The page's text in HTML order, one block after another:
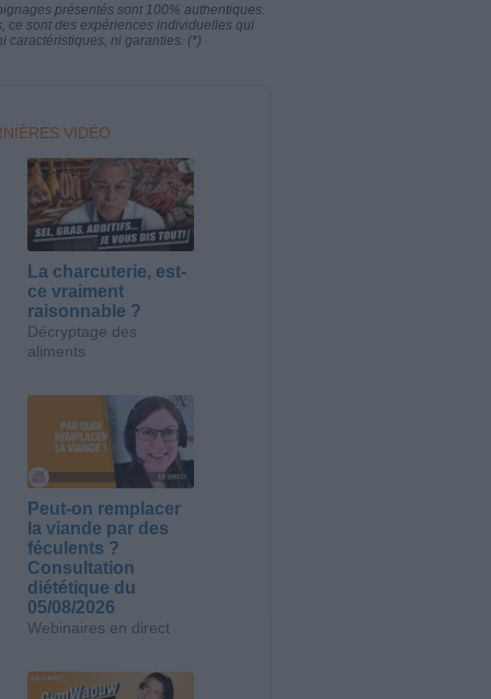
présentés sont 100% authentiques.
ce sont des expériences individuelles qui
caractéristiques, ni garanties. (*)
VIDÉO
La charcuterie, est-
ce vraiment
raisonnable ?
Décryptage des
aliments
Peut-on remplacer
la viande par des
féculents ?
Consultation
diététique du
05/08/2026
Webinaires en direct